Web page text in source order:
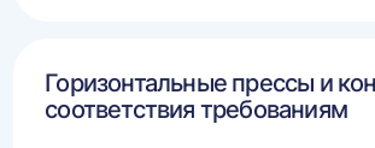
Горизонтальные прессы и
соответствия требованиям